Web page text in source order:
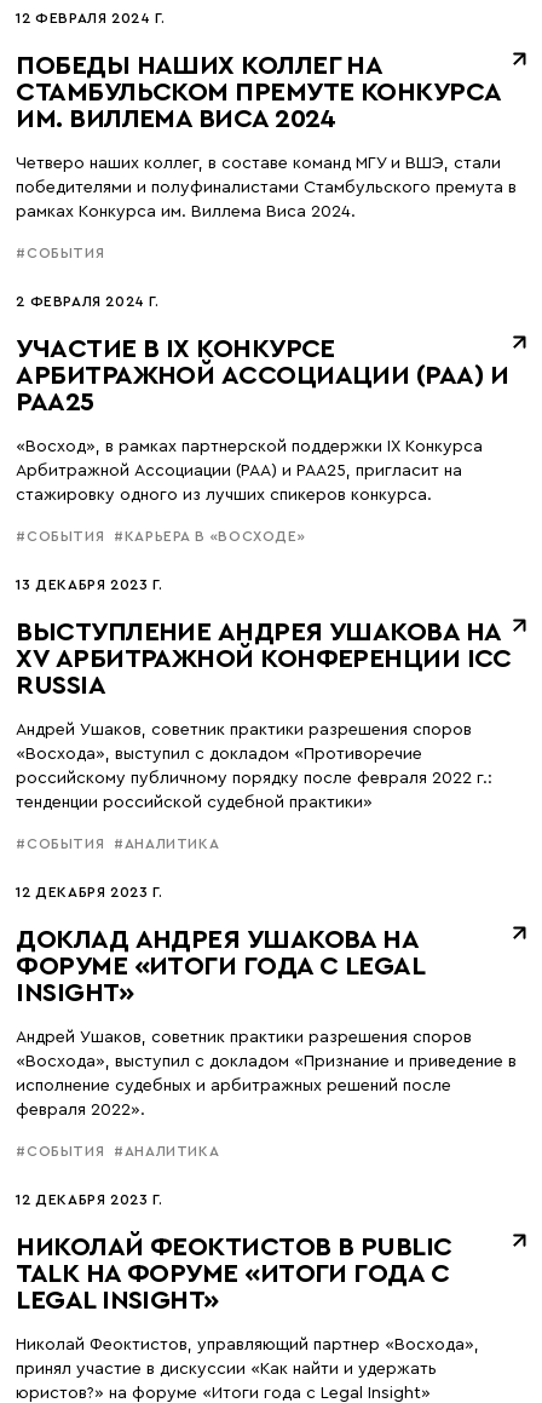
12 ФЕВРАЛЯ 2024 Г.
ПОБЕДЫ НАШИХ КОЛЛЕГ НА
СТАМБУЛЬСКОМ ПРЕМУТЕ КОНКУРСА
ИМ. ВИЛЛЕМА ВИСА 2024
Четверо наших коллег, в составе команд МГУ и ВШЭ, стали
победителями и полуфиналистами Стамбульского премута в
рамках Конкурса им. Виллема Виса 2024.
#СОБЫТИЯ
2 ФЕВРАЛЯ 2024 Г.
УЧАСТИЕ В IX КОНКУРСЕ
АРБИТРАЖНОЙ АССОЦИАЦИИ (РАА) И
РАА25
«Восход», в рамках партнерской поддержки IX Конкурса
Арбитражной Ассоциации (РАА) и РАА25, пригласит на
стажировку одного из лучших спикеров конкурса.
#СОБЫТИЯ #КАРЬЕРА В «ВОСХОДЕ»
13 ДЕКАБРЯ 2023 Г.
ВЫСТУПЛЕНИЕ АНДРЕЯ УШАКОВА НА
XV АРБИТРАЖНОЙ КОНФЕРЕНЦИИ ICC
RUSSIA
Андрей Ушаков, советник практики разрешения споров
«Восхода», выступил с докладом «Противоречие
российскому публичному порядку после февраля 2022 г.:
тенденции российской судебной практики»
#СОБЫТИЯ #АНАЛИТИКА
12 ДЕКАБРЯ 2023 Г.
ДОКЛАД АНДРЕЯ УШАКОВА НА
ФОРУМЕ «ИТОГИ ГОДА С LEGAL
INSIGHT»
Андрей Ушаков, советник практики разрешения споров
«Восхода», выступил с докладом «Признание и приведение в
исполнение судебных и арбитражных решений после
февраля 2022».
#СОБЫТИЯ #АНАЛИТИКА
12 ДЕКАБРЯ 2023 Г.
НИКОЛАЙ ФЕОКТИСТОВ В PUBLIC
TALK НА ФОРУМЕ «ИТОГИ ГОДА С
LEGAL INSIGHT»
Николай Феоктистов, управляющий партнер «Восхода»,
принял участие в дискуссии «Как найти и удержать
юристов?» на форуме «Итоги года с Legal Insight»